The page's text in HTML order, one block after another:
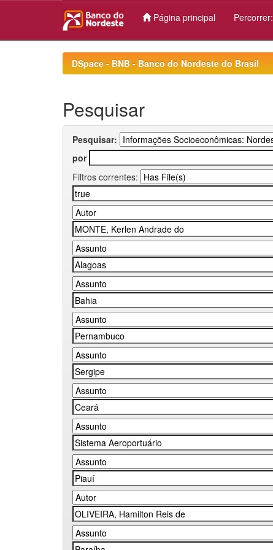
Página principal Percorrer:
DSpace - BNB - Banco do Nordeste do Brasil
Pesquisar
Pesquisar:
por
Filtros correntes: